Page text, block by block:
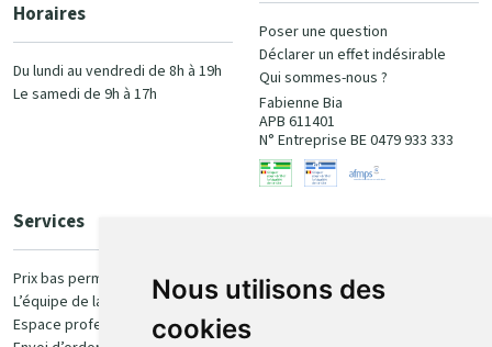
Nous utilisons des
cookies
Horaires
Du lundi au vendredi de 8h à 19h
Le samedi de 9h à 17h
Poser une question
Déclarer un effet indésirable
Qui sommes-nous ?
Fabienne Bia
APB 611401
N° Entreprise BE 0479 933 333
Services
Prix bas permanent
L’équipe de la pharmacie
Espace professionnel
100% sécurisé